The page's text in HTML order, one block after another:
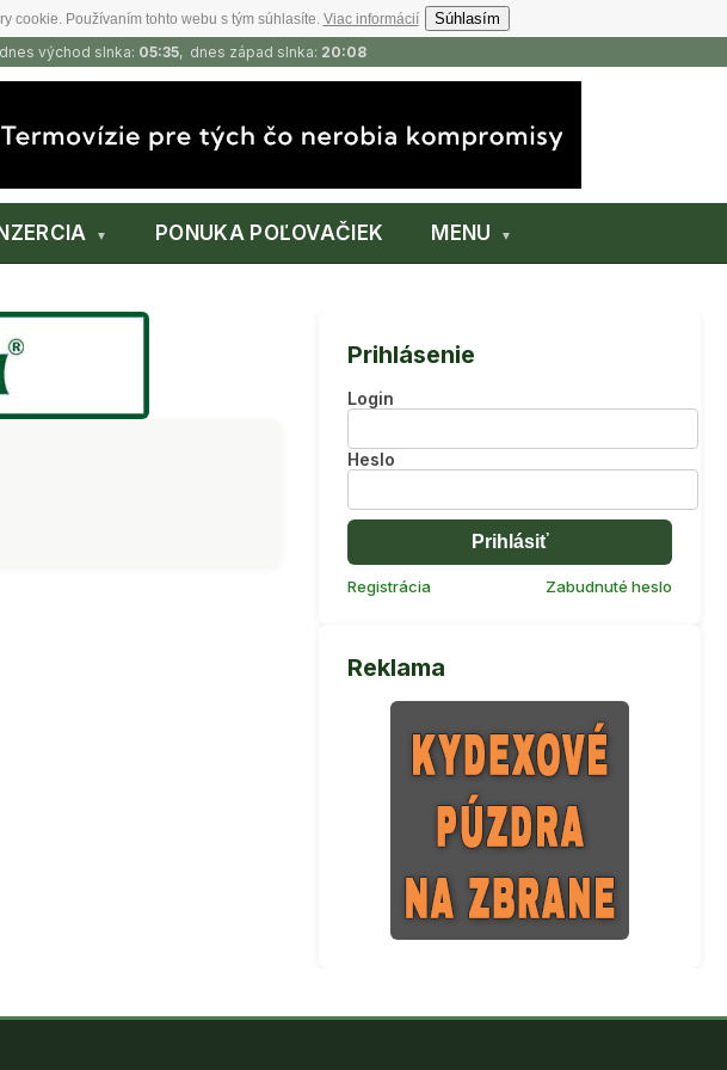
cookie. Používaním tohto webu s tým súhlasíte. Viac informácií
Súhlasím
východ slnka: 05:35, dnes západ slnka: 20:08
INZERCIA PONUKA POĽOVAČIEK MENU
Prihlásenie
Login
Heslo
Prihlásiť
Registrácia Zabudnuté heslo
Reklama